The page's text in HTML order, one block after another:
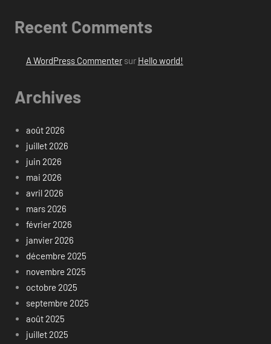
Recent Comments
A WordPress Commentersur Hello world!
Archives
août 2026
juillet 2026
juin 2026
mai 2026
avril 2026
mars 2026
février 2026
janvier 2026
décembre 2025
novembre 2025
octobre 2025
septembre 2025
août 2025
juillet 2025